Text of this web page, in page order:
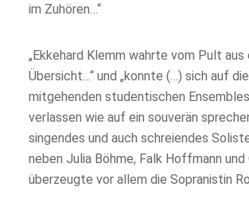
im Zuhören…“
„Ekkehard Klemm wahrte vom Pult aus
Übersicht…“ und „konnte (…) sich auf
mitgehenden studentischen
verlassen wie auf ein souverän
singendes und auch schreiendes
neben Julia Böhme, Falk Hoffmann
überzeugte vor allem die Sopranistin